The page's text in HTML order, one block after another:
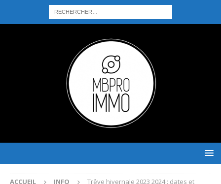
ACCUEIL INFO
Trêve hivernale 2023 2024 : dates et